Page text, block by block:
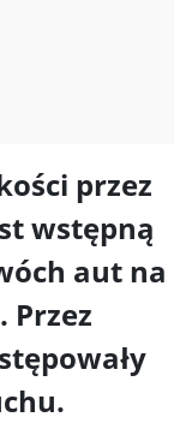
przez
wstępną
aut na
Przez